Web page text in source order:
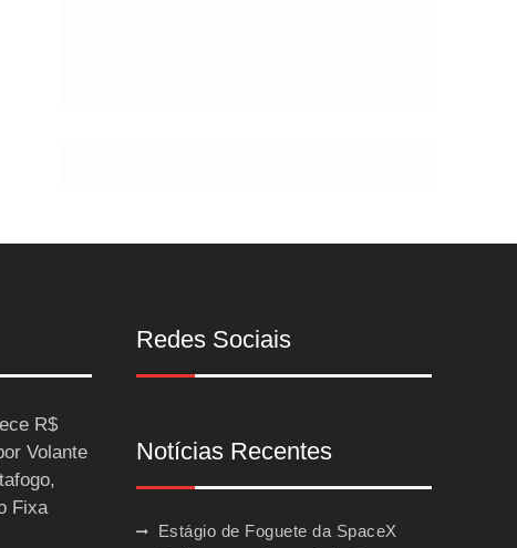
R$
Volante
Fixa
Redes Sociais
Notícias Recentes
Estágio de Foguete da SpaceX